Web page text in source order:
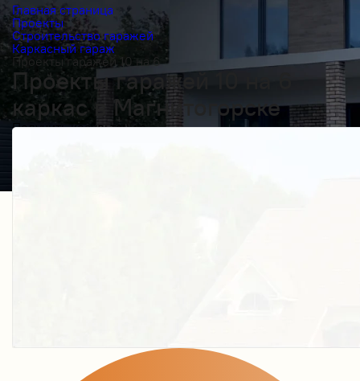
Главная страница
Проекты
Строительство гаражей
Каркасный гараж
Проекты гаражей 10 на 6
Проекты гаражей 10 на 6
каркас в Магнитогорске
Получить косультацию